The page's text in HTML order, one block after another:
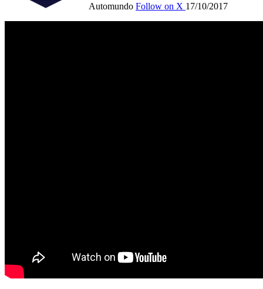
Automundo Follow on X 17/10/2017